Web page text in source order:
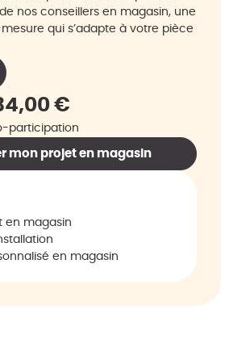
nos conseillers en magasin, une
qui s’adapte à votre pièce
€
participation
mon projet en magasin
en magasin
en magasin